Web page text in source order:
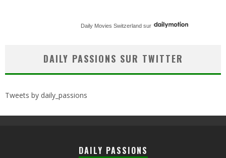
Daily Movies Switzerland sur
DAILY PASSIONS SUR TWITTER
Tweets by daily_passions
DAILY PASSIONS